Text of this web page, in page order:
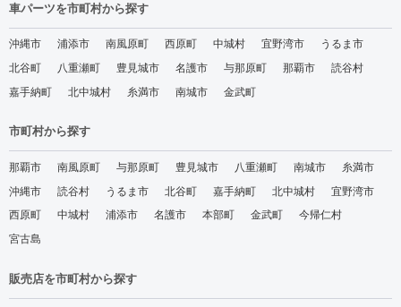
車パーツを市町村から探す
沖縄市 浦添市 南風原町 西原町 中城村 宜野湾市
うるま市
北谷町
八重瀬町 豊見城市 名護市 与那原町 那覇市
読谷村
嘉手納町
北中城村 糸満市 南城市 金武町
市町村から探す
那覇市 南風原町 与那原町 豊見城市 八重瀬町 南城市
糸満市
沖縄市
読谷村 うるま市 北谷町 嘉手納町 北中城村
宜野湾市
西原町
中城村 浦添市 名護市 本部町 金武町
今帰仁村
宮古島
販売店を市町村から探す